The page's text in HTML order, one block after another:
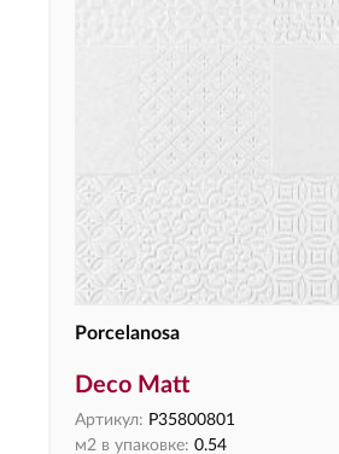
Porcelanosa
Deco Matt
Артикул: P35800801
м2 в упаковке: 0.54